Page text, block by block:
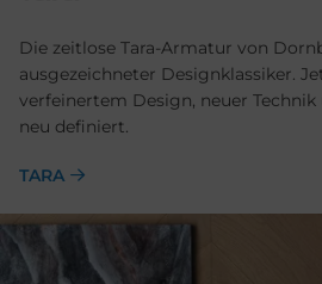
Die zeitlose Tara-Armatur von
ausgezeichneter Designklassiker.
verfeinertem Design, neuer
neu definiert.
TARA